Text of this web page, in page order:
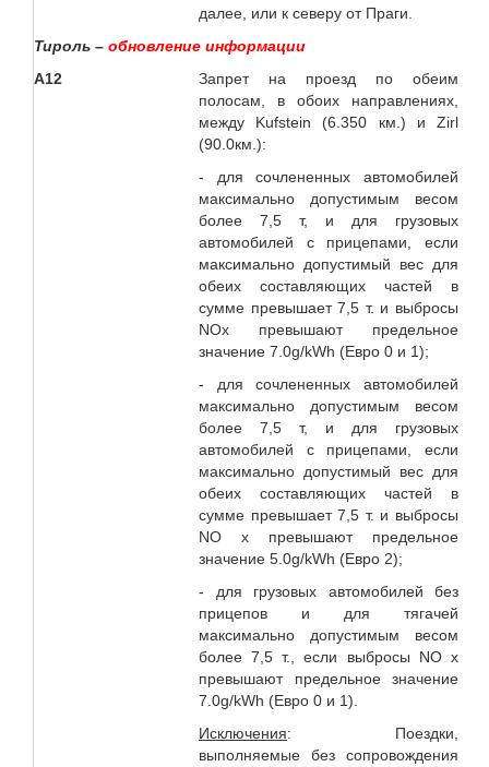
далее, или к северу от Праги.
Тироль – обновление информации
А12
Запрет на проезд по обеим
полосам, в обоих направлениях,
между Kufstein (6.350 км.) и Zirl
(90.0км.):
- для сочлененных автомобилей
максимально допустимым весом
более 7,5 т, и для грузовых
автомобилей с прицепами, если
максимально допустимый вес для
обеих составляющих частей в
сумме превышает 7,5 т. и выбросы
NOx превышают предельное
значение 7.0g/kWh (Евро 0 и 1);
- для сочлененных автомобилей
максимально допустимым весом
более 7,5 т, и для грузовых
автомобилей с прицепами, если
максимально допустимый вес для
обеих составляющих частей в
сумме превышает 7,5 т. и выбросы
NO x превышают предельное
значение 5.0g/kWh (Евро 2);
- для грузовых автомобилей без
прицепов и для тягачей
максимально допустимым весом
более 7,5 т., если выбросы NO x
превышают предельное значение
7.0g/kWh (Евро 0 и 1).
Исключения: Поездки,
выполняемые без сопровождения